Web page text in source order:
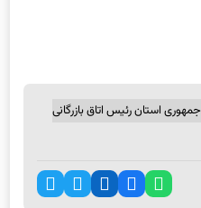
استان رئیس اتاق بازرگانی